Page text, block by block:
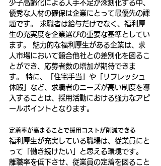
少子高齢化による人手不足が深刻化する中、
優秀な人材の確保は企業にとって最優先の課
題です。 求職者は給与だけでなく、福利厚
生の充実度を企業選びの重要な基準としてい
ます。 魅力的な福利厚生がある企業は、求
人市場において競合他社との差別化を図るこ
とができ、応募者数の増加が期待できま
す。 特に、「住宅手当」や「リフレッシュ
休暇」など、求職者のニーズが高い制度を導
入することは、採用活動における強力なアピ
ールポイントとなります。
定着率が高まることで採用コストが削減できる
福利厚生が充実している職場は、従業員にと
って「働き続けたい」と思える環境です。
離職率を低下させ、従業員の定着を図ること